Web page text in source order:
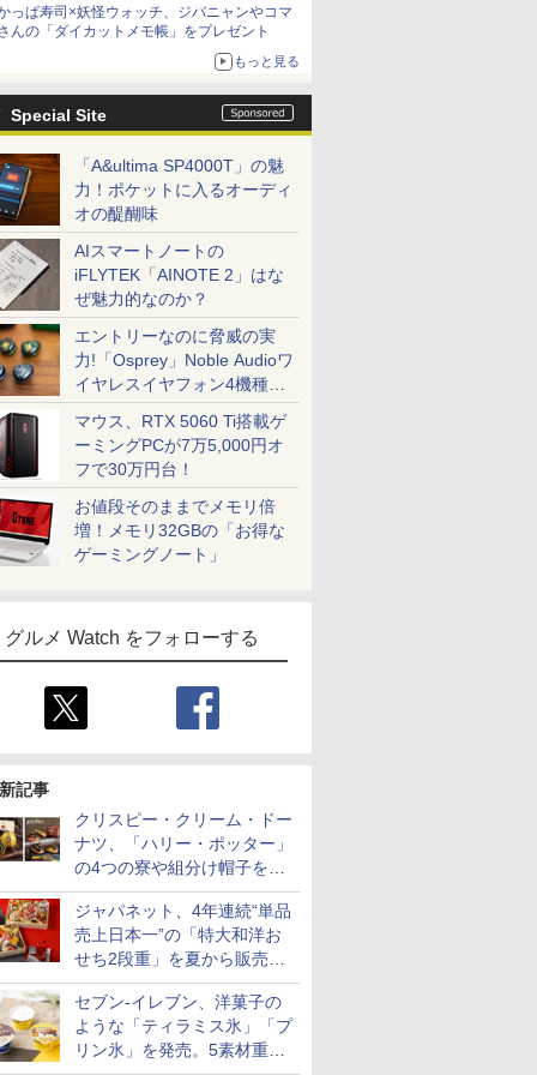
っぱ寿司×妖怪ウォッチ、ジバニャンやコマ
んの「ダイカットメモ帳」をプレゼント
もっと見る
Special Site
「A&ultima SP4000T」の魅
力！ポケットに入るオーディ
オの醍醐味
AIスマートノートの
iFLYTEK「AINOTE 2」はな
ぜ魅力的なのか？
エントリーなのに脅威の実
力!「Osprey」Noble Audioワ
イヤレスイヤフォン4機種を
一気に聴く
マウス、RTX 5060 Ti搭載ゲ
ーミングPCが7万5,000円オ
フで30万円台！
お値段そのままでメモリ倍
増！メモリ32GBの「お得な
ゲーミングノート」
グルメ Watch をフォローする
記事
クリスピー・クリーム・ドー
ナツ、「ハリー・ポッター」
の4つの寮や組分け帽子をイ
メージしたドーナツなど発売
ジャパネット、4年連続“単品
売上日本一”の「特大和洋お
せち2段重」を夏から販売。
73品・年越しそば付き
セブン-イレブン、洋菓子の
ような「ティラミス氷」「プ
リン氷」を発売。5素材重ね